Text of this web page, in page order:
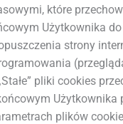
które
Użytkownika
strony
pliki cookies
Użytkownika
plików